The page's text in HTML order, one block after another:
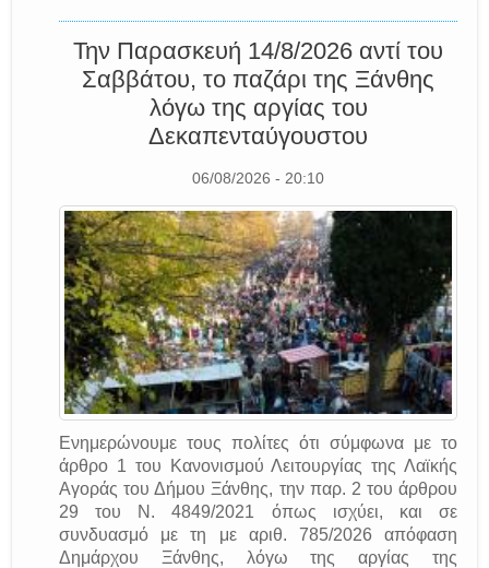
Την Παρασκευή 14/8/2026 αντί του
Σαββάτου, το παζάρι της Ξάνθης
λόγω της αργίας του
Δεκαπενταύγουστου
06/08/2026 - 20:10
Ενημερώνουμε τους πολίτες ότι σύμφωνα με το
άρθρο 1 του Κανονισμού Λειτουργίας της Λαϊκής
Αγοράς του Δήμου Ξάνθης, την παρ. 2 του άρθρου
29 του Ν. 4849/2021 όπως ισχύει, και σε
συνδυασμό με τη με αριθ. 785/2026 απόφαση
Δημάρχου Ξάνθης, λόγω της αργίας της